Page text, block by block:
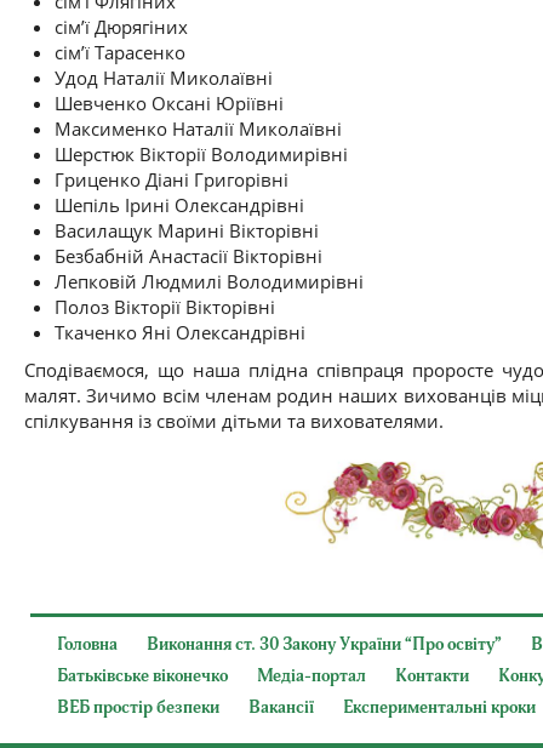
сім’ї Дюрягіних
сім’ї Тарасенко
Удод Наталії Миколаївні
Шевченко Оксані Юріївні
Максименко Наталії Миколаївні
Шерстюк Вікторії Володимирівні
Гриценко Діані Григорівні
Шепіль Ірині Олександрівні
Василащук Марині Вікторівні
Безбабній Анастасії Вікторівні
Лепковій Людмилі Володимирівні
Полоз Вікторії Вікторівні
Ткаченко Яні Олександрівні
Сподіваємося, що наша плідна співпраця проросте
малят. Зичимо всім членам родин наших вихованців
спілкування із своїми дітьми та вихователями.
Головна Виконання ст. 30 Закону України “Про освіту”
Батьківське віконечко
Медіа-портал Контакти
ВЕБ простір безпеки
Вакансії Експериментальні кроки